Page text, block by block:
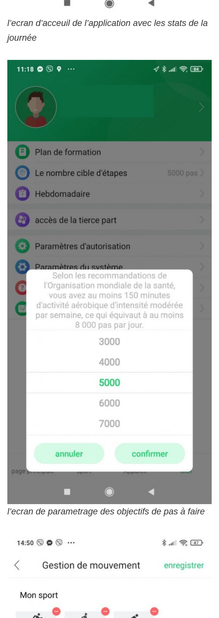
l’ecran d’acceuil de l’application avec les stats de la
journée
l’ecran de parametrage des objectifs de pas à faire